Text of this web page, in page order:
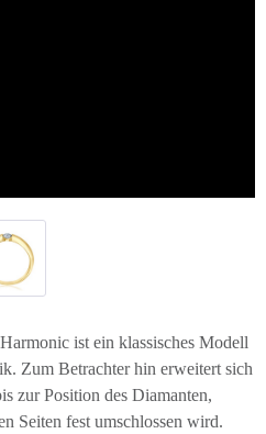
ist ein klassisches Modell
Zum Betrachter hin erweitert sich
zur Position des Diamanten,
Seiten fest umschlossen wird.